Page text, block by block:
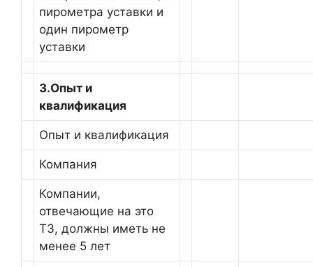
пирометра уставки и
один пирометр
уставки
3.Опыт и
квалификация
Опыт и квалификация
Компания
Компании,
отвечающие на это
ТЗ, должны иметь не
менее 5 лет